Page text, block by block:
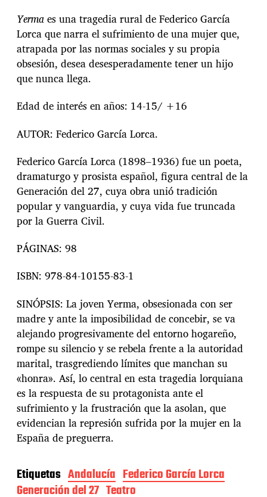
Yermaes una tragedia rural de Federico García
Lorca que narra el sufrimiento de una mujer que,
atrapada por las normas sociales y su propia
obsesión, desea desesperadamente tener un hijo
que nunca llega.
Edad de interés en años: 14-15/ +16
AUTOR: Federico García Lorca.
Federico García Lorca (1898–1936) fue un poeta,
dramaturgo y prosista español, figura central de la
Generación del 27, cuya obra unió tradición
popular y vanguardia, y cuya vida fue truncada
por la Guerra Civil.
PÁGINAS: 98
ISBN: 978-84-10155-83-1
SINÓPSIS: La joven Yerma, obsesionada con ser
madre y ante la imposibilidad de concebir, se va
alejando progresivamente del entorno hogareño,
rompe su silencio y se rebela frente a la autoridad
marital, trasgrediendo límites que manchan su
«honra». Así, lo central en esta tragedia lorquiana
es la respuesta de su protagonista ante el
sufrimiento y la frustración que la asolan, que
evidencian la represión sufrida por la mujer en la
España de preguerra.
Etiquetas Andalucía Federico García Lorca
Generación del 27 Teatro